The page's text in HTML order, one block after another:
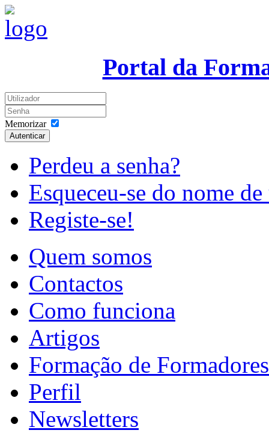
Portal da
Memorizar
Autenticar
Perdeu a senha?
Esqueceu-se do nome
Registe-se!
Quem somos
Contactos
Como funciona
Artigos
Formação de Formadores
Perfil
Newsletters